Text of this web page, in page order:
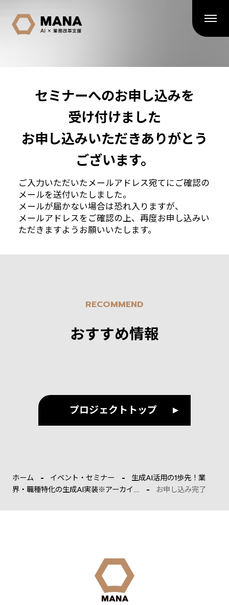
セミナーへのお申し込みを
受け付けました
お申し込みいただきありがとう
ございます。
ご入力いただいたメールアドレス宛てにご確認の
メールを送付いたしました。
メールが届かない場合は恐れ入りますが、
メールアドレスをご確認の上、再度お申し込みい
ただきますようお願いいたします。
RECOMMEND
おすすめ情報
プロジェクトトップ
ホーム イベント・セミナー
生成AI活用の1歩先！業
界・職種特化の生成AI実装※アーカイ....
お申し込み完了